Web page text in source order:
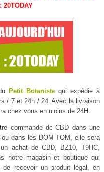
20TODAY
Petit Botanistequi expédie à
/ 7 et 24h / 24. Avec la livraison
chez vous en moins de 24H.
commande de CBD dans une
dans les DOM TOM, elle sera
achat de CBD, BZ10, T9HC,
notre magasin et boutique qui
de recevoir un produit légal, en